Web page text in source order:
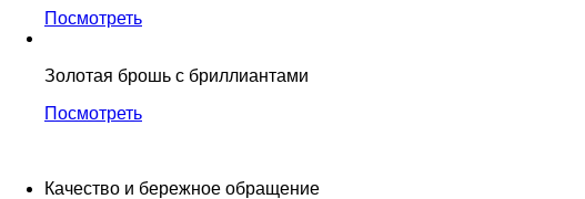
Посмотреть
Золотая брошь с бриллиантами
Посмотреть
Качество и бережное обращение